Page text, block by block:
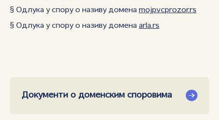
§ Одлука у спору о називу домена mojpvcprozor.rs
§ Одлука у спору о називу домена arla.rs
Документи о доменским споровима